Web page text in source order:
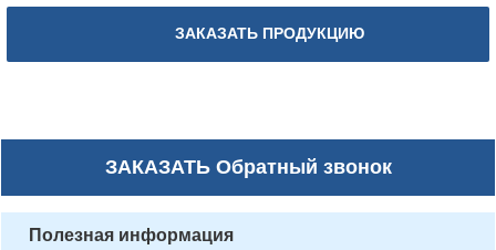
ЗАКАЗАТЬ ПРОДУКЦИЮ
ЗАКАЗАТЬОбратный звонок
Полезная информация